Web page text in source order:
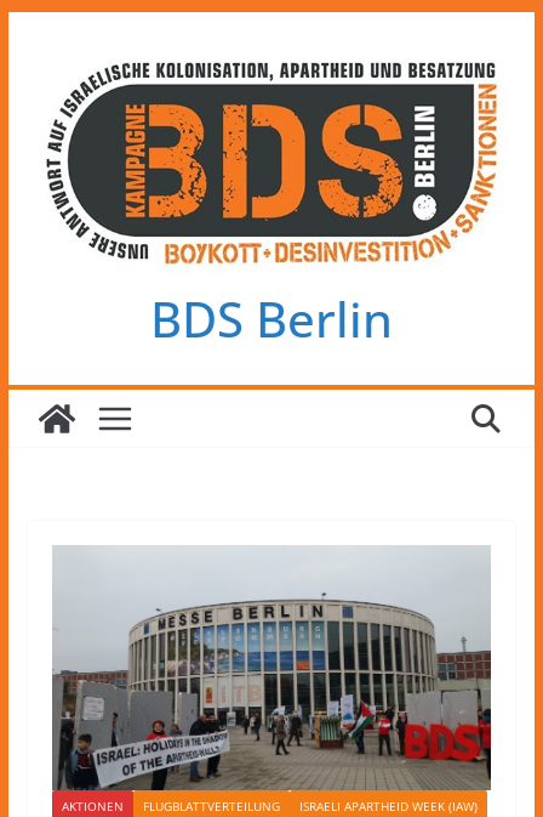
springen
BDS Berlin
AKTIONEN FLUGBLATTVERTEILUNG
ISRAELI APARTHEID WEEK (IAW)